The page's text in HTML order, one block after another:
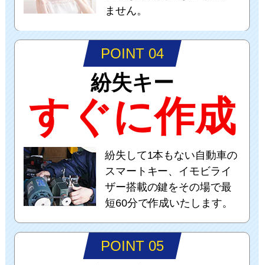
ません。
POINT 04
紛失キー
すぐに作成
紛失して1本もない自動車の
スマートキー、イモビライ
ザー搭載の鍵をその場で最
短60分で作成いたします。
POINT 05